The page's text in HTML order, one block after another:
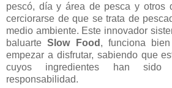
pescó, día y área de pesca y otros
cerciorarse de que se trata de
medio ambiente. Este innovador
baluarteSlow Food , funciona
empezar a disfrutar, sabiendo que
cuyos ingredientes han sido
responsabilidad.